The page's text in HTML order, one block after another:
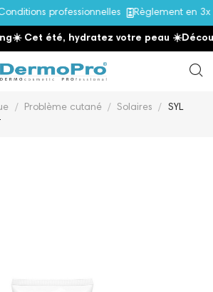
professionnelles Règlement en 3x
☀️ Cet été, hydratez votre peau ☀️
Problème cutané Solaires
SYL